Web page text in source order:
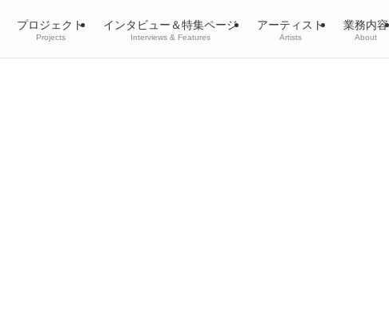
プロジェクト
Projects
インタビュー＆特集ページ
Interviews & Features
アーティスト
Artists
業務内容
About